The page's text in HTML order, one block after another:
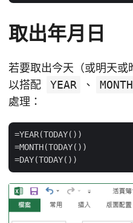
取出年月日
若要取出今天（或明天或
以搭配
YEAR 、 MONTH
處理：
=YEAR(TODAY())
=MONTH(TODAY())